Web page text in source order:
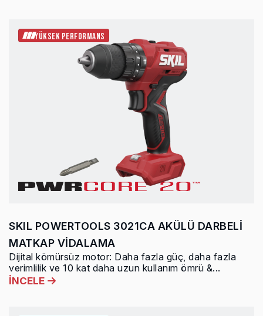
YÜKSEK PERFORMANS
SKIL POWERTOOLS 3021CA AKÜLÜ DARBELİ
MATKAP VİDALAMA
Dijital kömürsüz motor: Daha fazla güç, daha fazla
verimlilik ve 10 kat daha uzun kullanım ömrü &...
İNCELE